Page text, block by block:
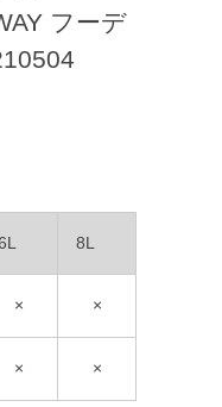
フーデ
8L
× ×
× ×